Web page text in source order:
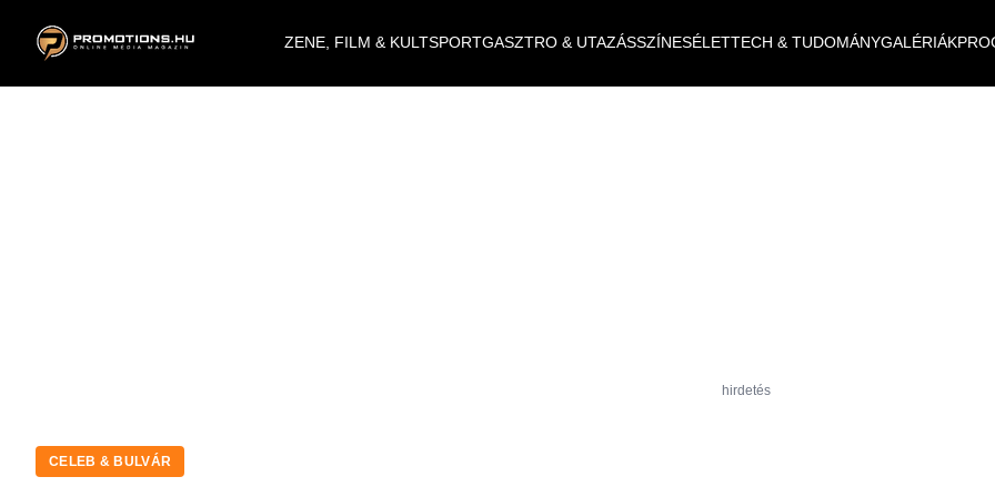
ZENE, FILM & KULTSPORTGASZTRO & UTAZÁSSZÍNESÉLETTECH & TUDOMÁNYGALÉRIÁK
hirdetés
CELEB & BULVÁR